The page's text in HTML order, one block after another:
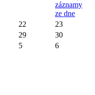
záznamy
ze dne
22
23
29
30
5 6